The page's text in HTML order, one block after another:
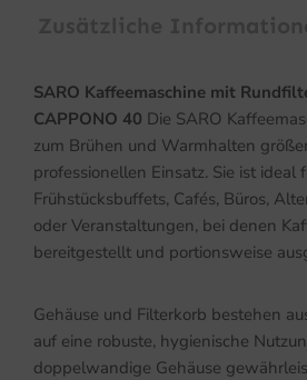
SARO Kaffeemaschine mit
CAPPONO 40 Die SARO
zum Brühen und Warmhalten
professionellen Einsatz. Sie ist ideal
Frühstücksbuffets, Cafés, Büros,
oder Veranstaltungen, bei denen
bereitgestellt und portionsweise
Gehäuse und Filterkorb bestehen
auf eine robuste, hygienische
doppelwandige Gehäuse